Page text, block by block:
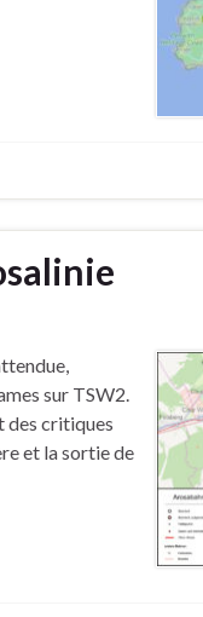
sur TSW2.
des critiques
et la sortie de